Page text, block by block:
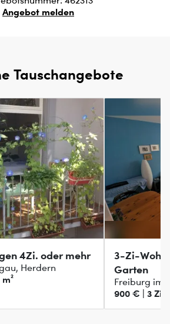
Angebot melden
Tauschangebote
4Zi. oder mehr
Herdern
3-Zi-
Garten
Freiburg im
900 € | 3 Zi.